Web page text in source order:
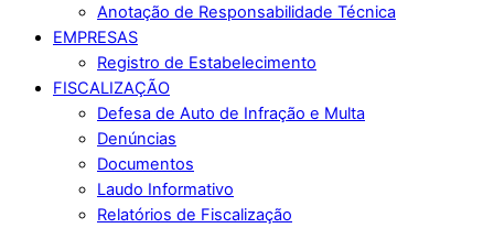
Anotação de Responsabilidade Técnica
EMPRESAS
Registro de Estabelecimento
FISCALIZAÇÃO
Defesa de Auto de Infração e Multa
Denúncias
Documentos
Laudo Informativo
Relatórios de Fiscalização